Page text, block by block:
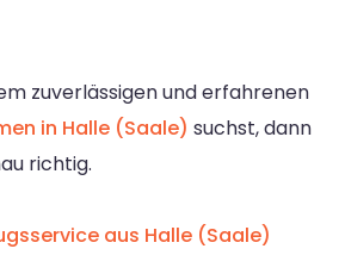
zuverlässigen und erfahrenen
in Halle (Saale) suchst, dann
richtig.
aus Halle (Saale)